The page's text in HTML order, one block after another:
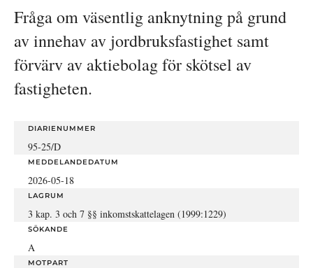
Fråga om väsentlig anknytning på grund
av innehav av jordbruksfastighet samt
förvärv av aktiebolag för skötsel av
fastigheten.
DIARIENUMMER
95-25/D
MEDDELANDEDATUM
2026-05-18
LAGRUM
3 kap. 3 och 7 §§ inkomstskattelagen (1999:1229)
SÖKANDE
A
MOTPART